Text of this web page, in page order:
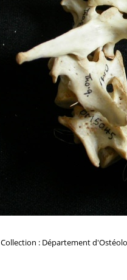
Collection : Département